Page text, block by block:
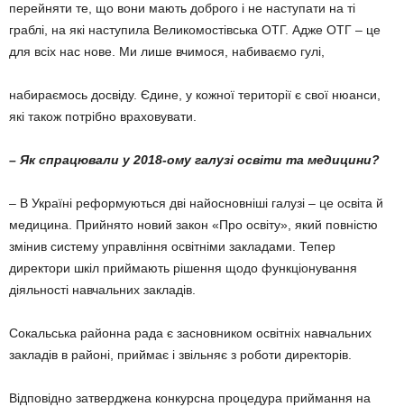
перейняти те, що вони мають доб­рого і не наступати на ті
граблі, на які наступила Великомостівська ОТГ. Адже ОТГ – це
для всіх нас нове. Ми лише вчимося, набиваємо гулі,
набираємось досвіду. Єдине, у кожної території є свої нюанси,
які також потрібно враховувати.
– Як спрацювали у 2018-ому галузі осві­ти та медицини?
– В Україні реформуються дві найосновніші галузі – це освіта й
медицина. Прийнято новий закон «Про освіту», який повністю
змінив систему управління освітніми закладами. Тепер
директори шкіл приймають рішення щодо фун­кціонування
діяльності навчальних закладів.
Сокальська районна рада є засновником освітніх навчальних
закладів в районі, приймає і звільняє з роботи директорів.
Відповідно затверджена конкурсна процедура приймання на